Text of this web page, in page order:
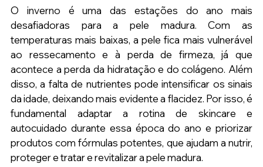
O inverno é uma das estações do ano mais
desafiadoras para a pele madura. Com as
temperaturas mais baixas, a pele fica mais vulnerável
ao ressecamento e à perda de firmeza, já que
acontece a perda da hidratação e do colágeno. Além
disso, a falta de nutrientes pode intensificar os sinais
da idade, deixando mais evidente a flacidez. Por isso, é
fundamental adaptar a rotina de skincare e
autocuidado durante essa época do ano e priorizar
produtos com fórmulas potentes, que ajudam a nutrir,
proteger e tratar e revitalizar a pele madura.